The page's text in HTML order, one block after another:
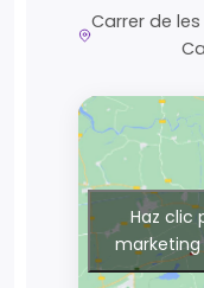
Carrer de les
Haz clic